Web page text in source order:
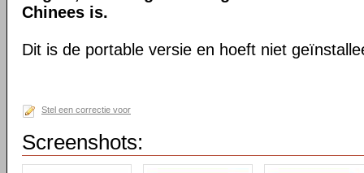
Chinees is.
Dit is de portable versie en hoeft niet
Stel een correctie voor
Screenshots: